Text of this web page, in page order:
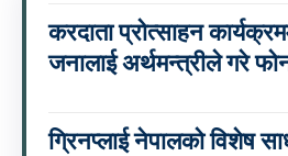
करदाता प्रोत्साहन
जनालाई अर्थमन्त्रीले गरे
ग्रिनप्लाई नेपालको विशेष